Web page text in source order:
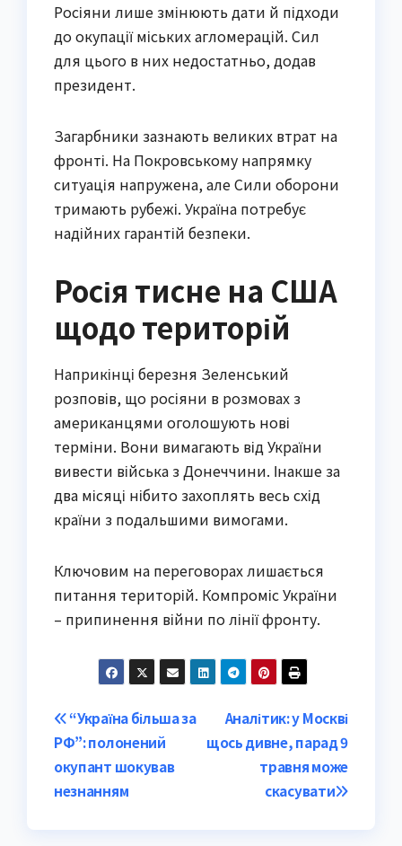
Росіяни лише змінюють дати й підходи
до окупації міських агломерацій. Сил
для цього в них недостатньо, додав
президент.
Загарбники зазнають великих втрат на
фронті. На Покровському напрямку
ситуація напружена, але Сили оборони
тримають рубежі. Україна потребує
надійних гарантій безпеки.
Росія тисне на США
щодо територій
Наприкінці березня Зеленський
розповів, що росіяни в розмовах з
американцями оголошують нові
терміни. Вони вимагають від України
вивести війська з Донеччини. Інакше за
два місяці нібито захоплять весь схід
країни з подальшими вимогами.
Ключовим на переговорах лишається
питання територій. Компроміс України
– припинення війни по лінії фронту.
Post
navigation
Аналітик: у Москві
щось дивне, парад 9
травня може
скасувати
“Україна більша за
РФ”: полонений
окупант шокував
незнанням